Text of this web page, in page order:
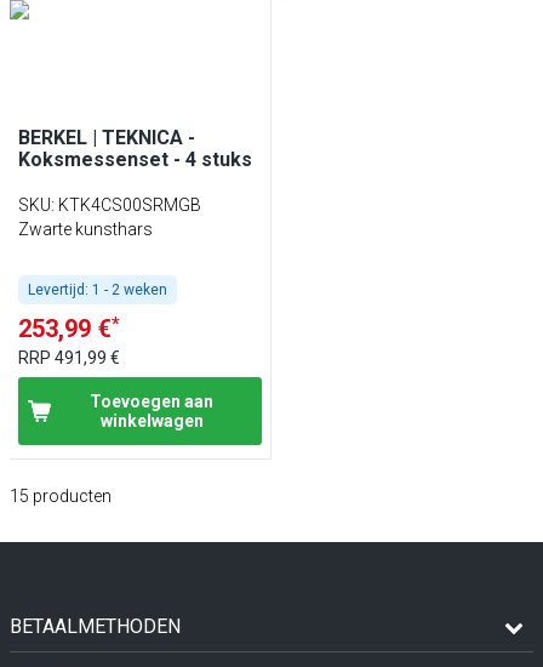
BERKEL | TEKNICA -
Koksmessenset - 4 stuks
SKU: KTK4CS00SRMGB
Zwarte kunsthars
Levertijd: 1 - 2 weken
253,99 €*
RRP 491,99 €
Toevoegen aan
winkelwagen
15 producten
BETAALMETHODEN